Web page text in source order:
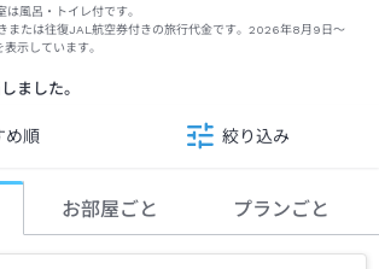
風呂・トイレ付です。
または往復JAL航空券付きの旅行代金です。 2026年8月9日～
示しています。
ました。
め順 絞り込み
お部屋ごと プランごと